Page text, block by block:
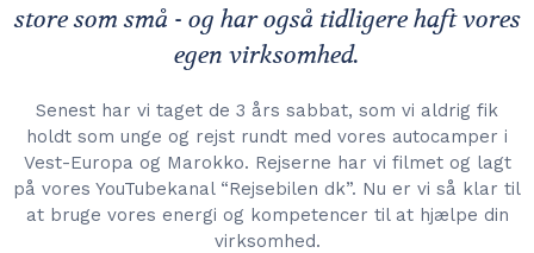
store som små - og har også tidligere haft vores
egen virksomhed.
Senest har vi taget de 3 års sabbat, som vi aldrig fik
holdt som unge og rejst rundt med vores autocamper i
Vest-Europa og Marokko. Rejserne har vi filmet og lagt
på vores YouTubekanal “Rejsebilen dk”. Nu er vi så klar til
at bruge vores energi og kompetencer til at hjælpe din
virksomhed.